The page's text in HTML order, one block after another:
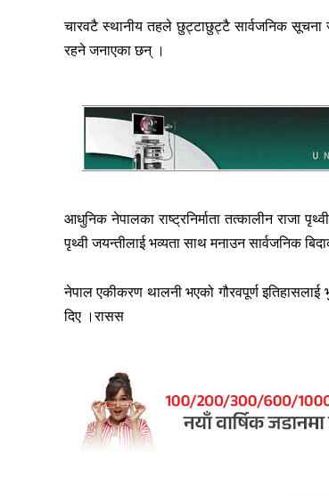
चारवटै स्थानीय तहले छुट्टाछुट्टै सार्वजनिक सूचना
रहने जनाएका छन् ।
आधुनिक नेपालका राष्ट्रनिर्माता तत्कालीन राजा
पृथ्वी जयन्तीलाई भव्यता साथ मनाउन सार्वजनिक
नेपाल एकीकरण थालनी भएको गौरवपूर्ण इतिहासलाई
दिए ।रासस